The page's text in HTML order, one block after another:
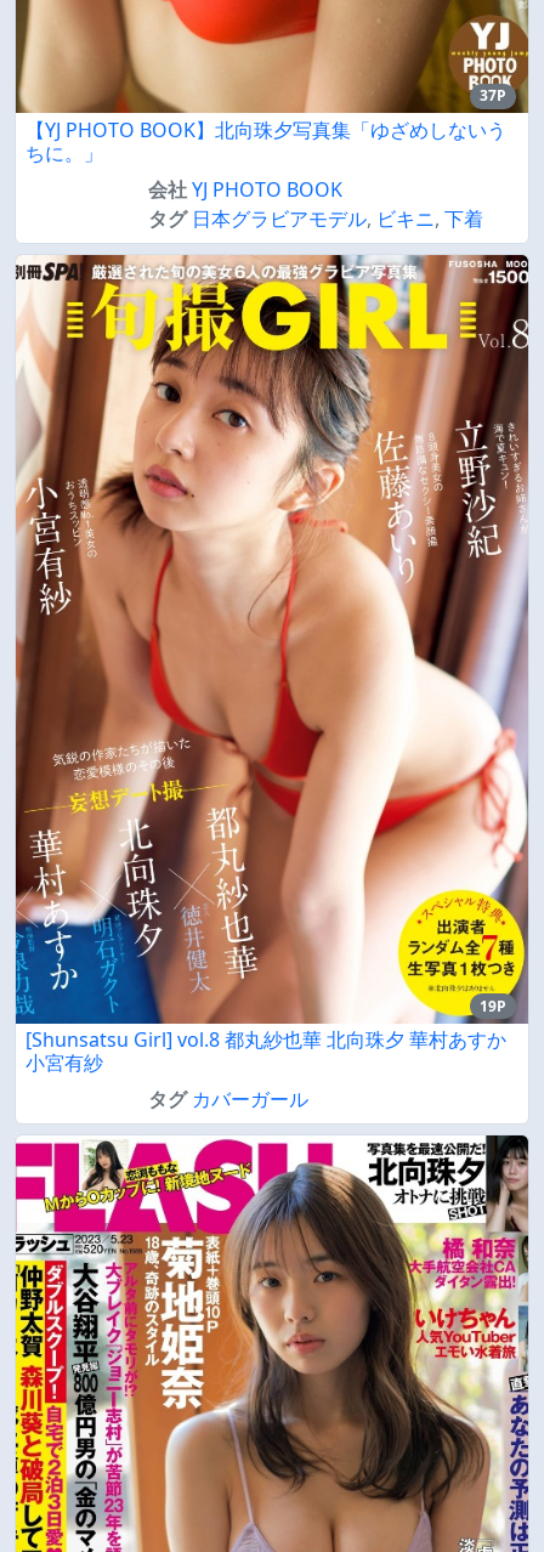
37P
【YJ PHOTO BOOK】北向珠夕写真集「ゆざめしないう
ちに。」
会社YJ PHOTO BOOK
タグ 日本グラビアモデル, ビキニ, 下着
19P
[Shunsatsu Girl] vol.8 都丸紗也華 北向珠夕 華村あすか
小宮有紗
タグ カバーガール